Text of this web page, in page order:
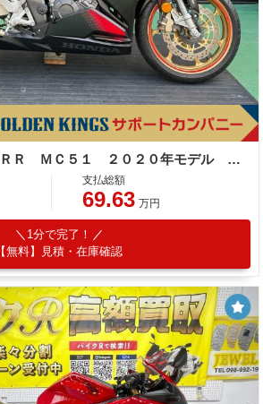
ホンダ ＣＢＲ２５０ＲＲ ＭＣ５１ ２０２０年モデル モリワキサイレンンサー レバー バーエンド
支払総額
69.63 万円
1分で完了！
【無料】見積・在庫確認